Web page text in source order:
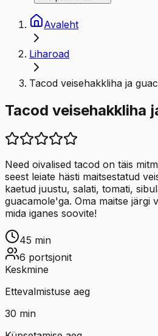
Avaleht
Liharoad
Tacod veisehakkliha ja
Tacod veisehakkliha
Need oivalised tacod on täis
seest leiate hästi maitsestatud
kaetud juustu, salati, tomati,
guacamole'ga. Oma maitse järgi
mida iganes soovite!
45 min
6 portsjonit
Keskmine
Ettevalmistuse aeg
30 min